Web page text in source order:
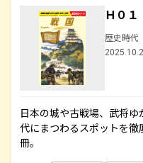
Ｈ０
歴史時代
日本の城や古戦場、武将
代にまつわるスポットを
冊。